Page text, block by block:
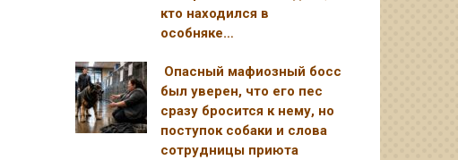
кто находился в
особняке…
Опасный мафиозный босс
был уверен, что его пес
сразу бросится к нему, но
поступок собаки и слова
сотрудницы приюта